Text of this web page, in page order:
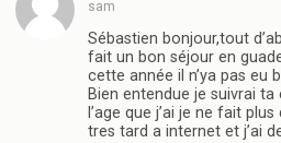
sam
Sébastien bonjour,tout
fait un bon séjour en
cette année il n’ya pas eu
Bien entendue je suivrai
l’age que j’ai je ne fait
tres tard a internet et j’ai